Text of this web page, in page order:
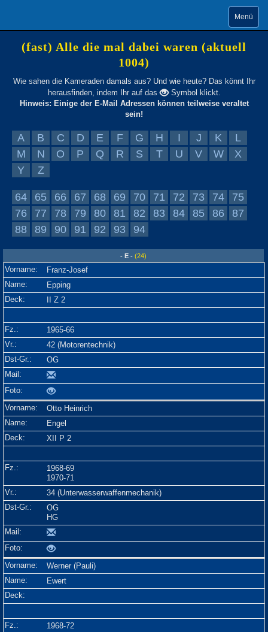
Menü
(fast) Alle die mal dabei waren (aktuell
1004)
Wie sahen die Kameraden damals aus? Und wie heute? Das könnt Ihr
herausfinden, indem Ihr auf das
Symbol klickt.
Hinweis: Einige der E-Mail Adressen können teilweise veraltet
sein!
A B C D E F G H I J K
L
M
N O P Q R S T U V W
X
Y
Z
64 65 66 67 68 69 70 71 72 73 74
75
76
77 78 79 80 81 82 83 84 85 86
87
88
89 90 91 92 93 94
- E - (24)
Franz-Josef
Epping
II Z 2
1965-66
42 (Motorentechnik)
OG
Otto Heinrich
Engel
XII P 2
1968-69
1970-71
34 (Unterwasserwaffenmechanik)
OG
HG
Werner (Pauli)
Ewert
1968-72